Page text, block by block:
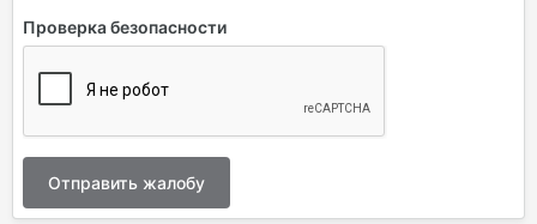
Проверка безопасности
Отправить жалобу